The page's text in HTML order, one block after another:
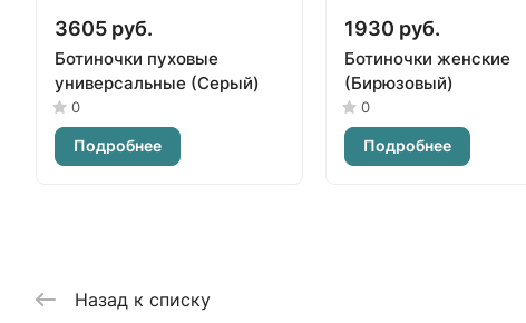
3605 руб.
Ботиночки пуховые
универсальные (Серый)
0
Подробнее
1930 руб.
Ботиночки женские
(Бирюзовый)
0
Подробнее
Назад к списку